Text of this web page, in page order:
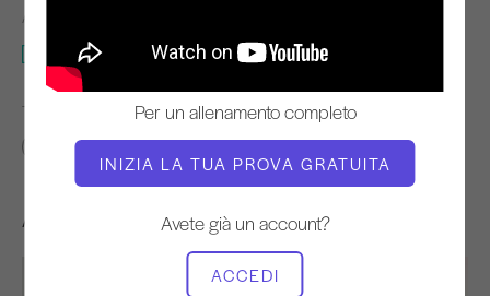
Per un allenamento completo
INIZIA LA TUA PROVA GRATUITA
Avete già un account?
ACCEDI
ATTREZZATURA NECESSARIA
Riformatore
TROVA CLASSI SIMILI PER
60+ min
Altri allenamenti che potrebbero piacervi